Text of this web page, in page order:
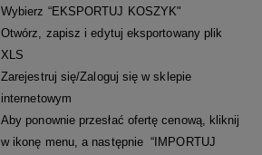
Wybierz “EKSPORTUJ KOSZYK"
Otwórz, zapisz i edytuj eksportowany plik
XLS
Zarejestruj się/Zaloguj się w sklepie
internetowym
Aby ponownie przesłać ofertę cenową, kliknij
w ikonę menu, a następnie “IMPORTUJ